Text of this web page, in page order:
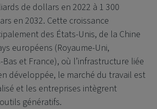
de dollars en 2022 à 1 300
en 2032. Cette croissance
des États-Unis, de la Chine
européens (Royaume-Uni,
Bas et France), où l’infrastructure liée
développée, le marché du travail est
et les entreprises intègrent
génératifs.